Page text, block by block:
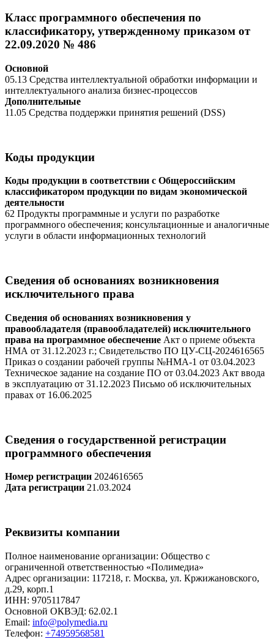
Класс программного обеспечения по
классификатору, утвержденному приказом от
22.09.2020 № 486
Основной
05.13 Средства интеллектуальной обработки информации и
интеллектуального анализа бизнес-процессов
Дополнительные
11.05 Средства поддержки принятия решений (DSS)
Коды продукции
Коды продукции в соответствии с Общероссийским
классификатором продукции по видам экономической
деятельности
62 Продукты программные и услуги по разработке
программного обеспечения; консультационные и аналогичные
услуги в области информационных технологий
Сведения об основаниях возникновения
исключительного права
Сведения об основаниях возникновения у
правообладателя (правообладателей) исключительного
права на программное обеспечение Акт о приеме объекта
НМА от 31.12.2023 г.; Свидетельство ПО ЦУ-СЦ-2024616565
Приказ о создании рабочей группы №НМА-1 от 03.04.2023
Техническое задание на создание ПО от 03.04.2023 Акт ввода
в эксплуатацию от 31.12.2023 Письмо об исключительных
правах от 16.06.2025
Сведения о государственной регистрации
программного обеспечения
Номер регистрации 2024616565
Дата регистрации 21.03.2024
Реквизиты компании
Полное наименование организации: Общество с
ограниченной ответственностью «Полимедиа»
Адрес организации: 117218, г. Москва, ул. Кржижановского,
д.29, корп.1
ИНН: 9705117847
Основной ОКВЭД: 62.02.1
Email: info@polymedia.ru
Телефон: +74959568581